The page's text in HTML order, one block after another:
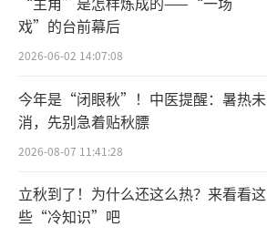
戏”的台前幕后
2026-06-02 14:07:08
今年是“闭眼秋”！中医提醒：暑热未
消，先别急着贴秋膘
2026-08-07 11:41:28
立秋到了！为什么还这么热？来看看这
些“冷知识”吧